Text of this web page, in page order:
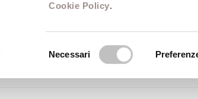
Cookie Policy.
Necessari
Ranchetti
di Storia della Chiesa -